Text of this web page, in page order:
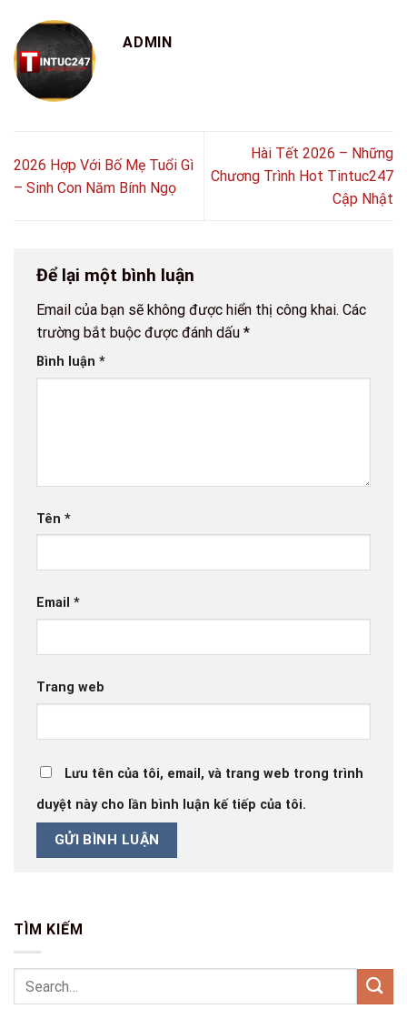
ADMIN
2026 Hợp Với Bố Mẹ Tuổi Gì
– Sinh Con Năm Bính Ngọ
Hài Tết 2026 – Những
Chương Trình Hot Tintuc247
Cập Nhật
Để lại một bình luận
Email của bạn sẽ không được hiển thị công khai. Các
trường bắt buộc được đánh dấu *
Bình luận *
Tên *
Email *
Trang web
Lưu tên của tôi, email, và trang web trong trình
duyệt này cho lần bình luận kế tiếp của tôi.
TÌM KIẾM